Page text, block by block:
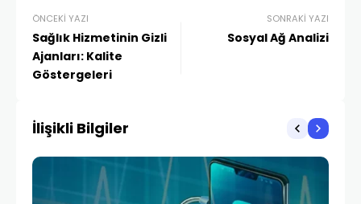
ÖNCEKI YAZI
Sağlık Hizmetinin Gizli
Ajanları: Kalite
Göstergeleri
SONRAKI YAZI
Sosyal Ağ Analizi
İlişikli Bilgiler